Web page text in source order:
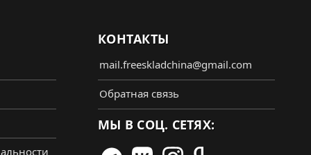
КОНТАКТЫ
mail.freeskladchina@gmail.com
Обратная связь
МЫ В СОЦ. СЕТЯХ: